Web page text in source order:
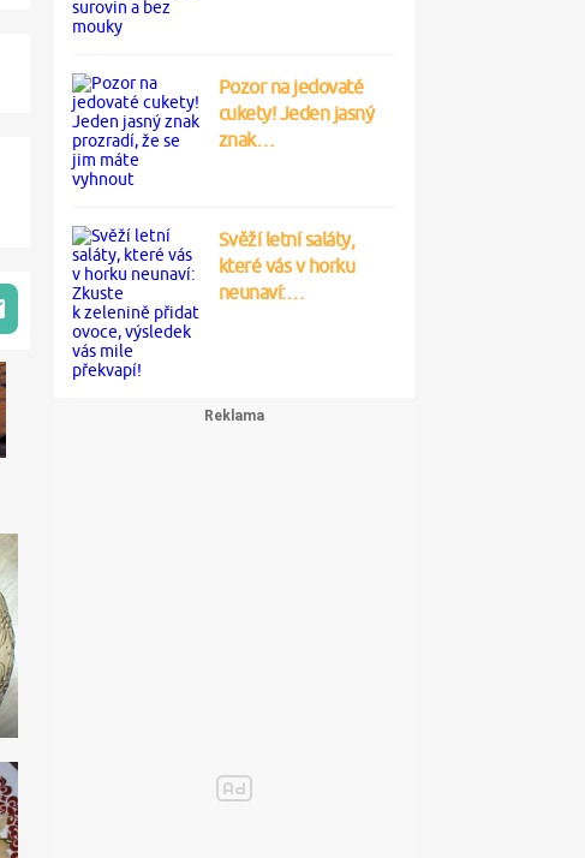
Pozor na jedovaté
cukety! Jeden jasný
znak…
Svěží letní saláty,
které vás v horku
neunaví:…